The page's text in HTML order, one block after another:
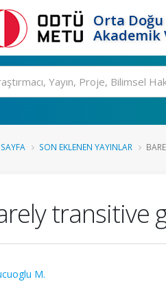
Orta
Akademik
SON EKLENEN YAYINLAR
transitive
M.